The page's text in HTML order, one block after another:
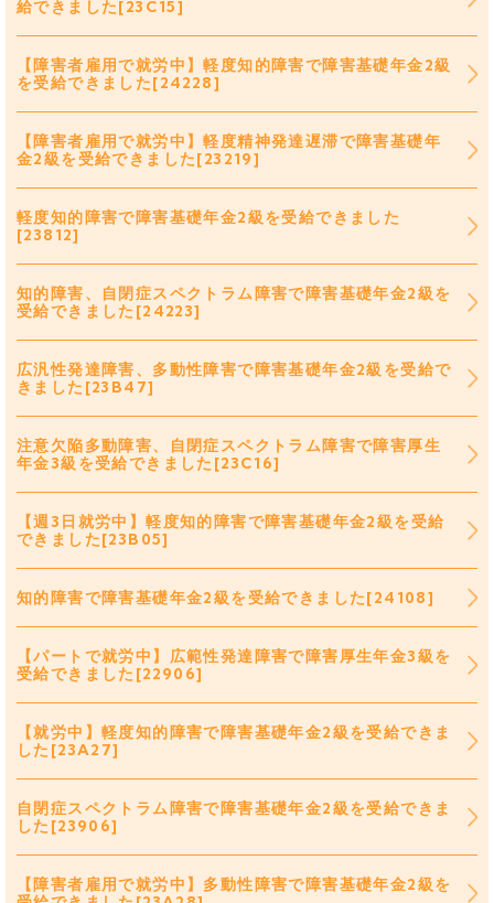
給できました[23C15]
【障害者雇用で就労中】軽度知的障害で障害基礎年金2級
を受給できました[24228]
【障害者雇用で就労中】軽度精神発達遅滞で障害基礎年
金2級を受給できました[23219]
軽度知的障害で障害基礎年金2級を受給できました
[23812]
知的障害、自閉症スペクトラム障害で障害基礎年金2級を
受給できました[24223]
広汎性発達障害、多動性障害で障害基礎年金2級を受給で
きました[23B47]
注意欠陥多動障害、自閉症スペクトラム障害で障害厚生
年金3級を受給できました[23C16]
【週3日就労中】軽度知的障害で障害基礎年金2級を受給
できました[23B05]
知的障害で障害基礎年金2級を受給できました[24108]
【パートで就労中】広範性発達障害で障害厚生年金3級を
受給できました[22906]
【就労中】軽度知的障害で障害基礎年金2級を受給できま
した[23A27]
自閉症スペクトラム障害で障害基礎年金2級を受給できま
した[23906]
【障害者雇用で就労中】多動性障害で障害基礎年金2級を